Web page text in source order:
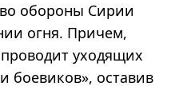
обороны Сирии
огня. Причем,
уходящих
боевиков», оставив